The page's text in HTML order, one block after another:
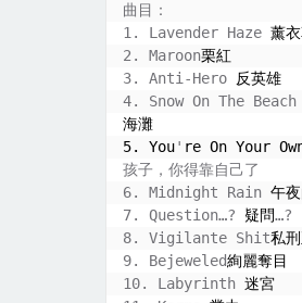
曲目：
1. Lavender Haze 薰
2. Maroon栗紅
3. Anti-Hero
反英雄
4. Snow On The Beach
海灘
5. You'
孩子，你得靠自己了
6. Midnight Rain 午
7. Question…? 疑問…?
8. Vigilante Shit私
9. Bejeweled絢麗奪目
10. Labyrinth 迷宮